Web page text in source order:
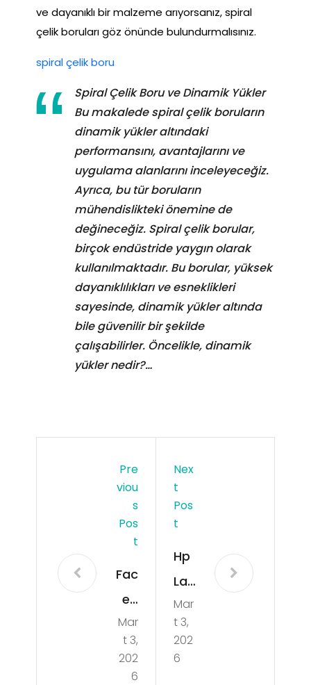
ve dayanıklı bir malzeme arıyorsanız, spiral
çelik boruları göz önünde bulundurmalısınız.
spiral çelik boru
Spiral Çelik Boru ve Dinamik Yükler
Bu makalede spiral çelik boruların
dinamik yükler altındaki
performansını, avantajlarını ve
uygulama alanlarını inceleyeceğiz.
Ayrıca, bu tür boruların
mühendislikteki önemine de
değineceğiz. Spiral çelik borular,
birçok endüstride yaygın olarak
kullanılmaktadır. Bu borular, yüksek
dayanıklılıkları ve esneklikleri
sayesinde, dinamik yükler altında
bile güvenilir bir şekilde
çalışabilirler. Öncelikle, dinamik
yükler nedir?…
Pre
Viou
S
Pos
T
Fac
eb
ook
Rek
lam
Mar
t 3,
202
6
Nex
T
Pos
T
Hp
Lap
top
Bat
ary
Mar
t 3,
202
6